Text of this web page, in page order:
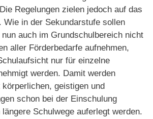
Regelungen zielen jedoch auf das
Wie in der Sekundarstufe sollen
auch im Grundschulbereich nicht
aller Förderbedarfe aufnehmen,
nur für einzelne
werden. Damit werden
geistigen und
schon bei der Einschulung
Schulwege auferlegt werden.